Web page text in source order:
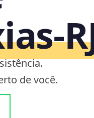
de você.